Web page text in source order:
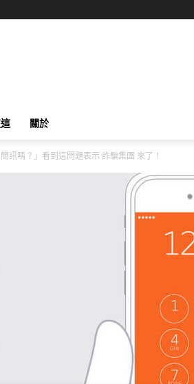
關於
訊嗎？」看到這問題表示 詐騙集團 來了！